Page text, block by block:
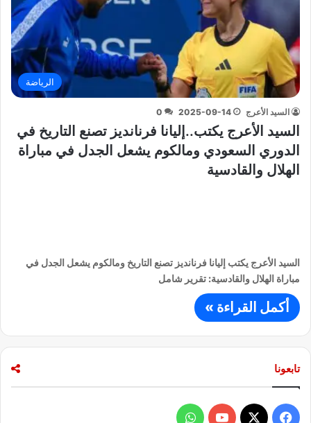
الرياضة
السيد الأعرج 2025-09-14
0
السيد الأعرج يكتب..إليانا فرنانديز تصنع التاريخ في
الدوري السعودي ومالكوم يشعل الجدل في مباراة
الهلال والقادسية
السيد الأعرج يكتب إليانا فرنانديز تصنع التاريخ ومالكوم يشعل الجدل في
مباراة الهلال والقادسية: تقرير شامل
أكمل القراءة »
تابعونا